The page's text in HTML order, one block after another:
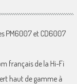
PM6007 et CD6007
français de la Hi-Fi
haut de gamme à